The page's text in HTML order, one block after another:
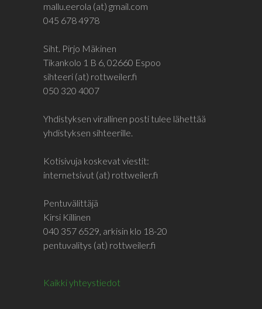
mallu.eerola (at) gmail.com
045 678 4978
Siht. Pirjo Mäkinen
Tikankolo 1 B 6, 02660 Espoo
sihteeri (at) rottweiler.fi
050 320 4007
Yhdistyksen virallinen posti tulee lähettää
yhdistyksen sihteerille.
Kotisivuja koskevat viestit:
internetsivut (at) rottweiler.fi
Pentuvälittäjä
Kirsi Killinen
040 357 6529, arkisin klo 18-20
pentuvalitys (at) rottweiler.fi
Kaikki yhteystiedot